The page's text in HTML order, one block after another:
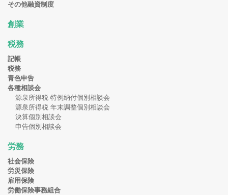
その他融資制度
創業
税務
記帳
税務
青色申告
各種相談会
源泉所得税 特例納付個別相談会
源泉所得税 年末調整個別相談会
決算個別相談会
申告個別相談会
労務
社会保険
労災保険
雇用保険
労働保険事務組合